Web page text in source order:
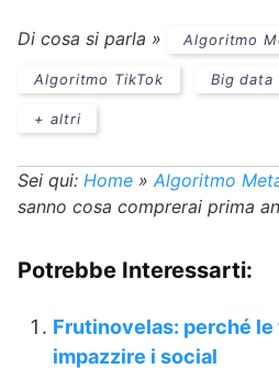
Di cosa si parla » Algoritmo
Algoritmo TikTok Big data
+ altri
Sei qui: Home » Algoritmo
sanno cosa comprerai prima
Potrebbe Interessarti:
Frutinovelas: perché
impazzire i social